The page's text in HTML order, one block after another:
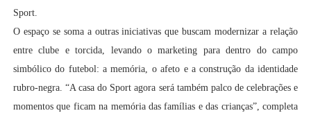
Sport.
O espaço se soma a outras iniciativas que buscam modernizar a relação
entre clube e torcida, levando o marketing para dentro do campo
simbólico do futebol: a memória, o afeto e a construção da identidade
rubro-negra. “A casa do Sport agora será também palco de celebrações e
momentos que ficam na memória das famílias e das crianças”, completa